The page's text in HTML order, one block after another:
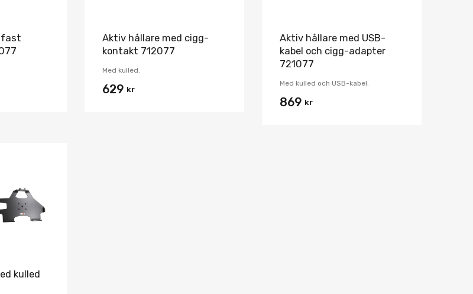
fast
Aktiv hållare med cigg-
kontakt 712077
Med kulled.
629 kr
Aktiv hållare med USB-
kabel och cigg-adapter
721077
Med kulled och USB-kabel.
869 kr
kulled